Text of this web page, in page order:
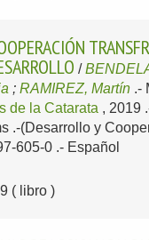
/
; RAMIREZ, Martín .-
de la Catarata , 2019
.-(Desarrollo y
605-0 .- Español
( libro )